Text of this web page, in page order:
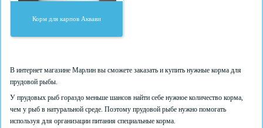
Корм для карпов Аквави
В интернет магазине Марлин вы сможете заказать и купить нужные корма для
прудовой рыбы.
У прудовых рыб гораздо меньше шансов найти себе нужное количество корма,
чем у рыб в натуральной среде. Поэтому прудовой рыбе нужно помогать
используя для организации питания специальные корма.